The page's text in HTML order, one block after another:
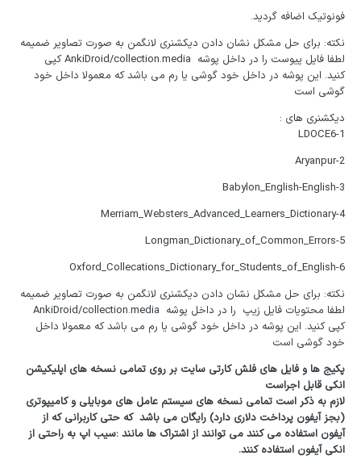
فونوتیک اضافه گردید.
نکته: برای حل مشکل نشان دادن دیکشنری لانگمن به صورت تصاویر ضمیمه
لطفا فایل پیوست را در داخل پوشه AnkiDroid/collection.media کپی
کنید. این پوشه در داخل خود گوشی یا رم می باشد که معمولا داخل خود
گوشی است
دیکشنری های :
1-LDOCE6
2-Aryanpur
3-Babylon_English-English
4-Merriam_Websters_Advanced_Learners_Dictionary
5-Longman_Dictionary_of_Common_Errors
6-Oxford_Collecations_Dictionary_for_Students_of_English
نکته: برای حل مشکل نشان دادن دیکشنری لانگمن به صورت تصاویر ضمیمه
لطفا محتویات فایل زیپ را در داخل پوشه AnkiDroid/collection.media
کپی کنید. این پوشه در داخل خود گوشی یا رم می باشد که معمولا داخل
خود گوشی است
پکیج ها و فایل های فلش کارتی سایت بر روی تمامی نسخه های اپلیکیشن
انکی قابل اجراست
لازم به ذکر است تمامی نسخه های سیستم عامل های موبایلی و کامیپوتری
(بجز آیفون پرداخت دلاری دارد) رایگان می باشد که حتی کاربرانی که از
آیفون استفاده می کنند می توانند از اشتراک ها مانند :سیب اپ به راحتی از
انکی آیفون استفاده کنند.